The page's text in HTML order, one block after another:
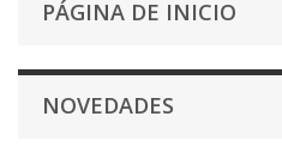
PÁGINA DE INICIO
NOVEDADES